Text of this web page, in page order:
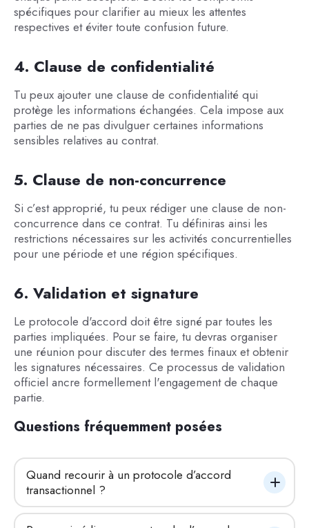
spécifiques pour clarifier au mieux les attentes
respectives et éviter toute confusion future.
4. Clause de confidentialité
Tu peux ajouter une clause de confidentialité qui
protège les informations échangées. Cela impose aux
parties de ne pas divulguer certaines informations
sensibles relatives au contrat.
5. Clause de non-concurrence
Si c’est approprié, tu peux rédiger une clause de non-
concurrence dans ce contrat. Tu définiras ainsi les
restrictions nécessaires sur les activités concurrentielles
pour une période et une région spécifiques.
6. Validation et signature
Le protocole d'accord doit être signé par toutes les
parties impliquées. Pour se faire, tu devras organiser
une réunion pour discuter des termes finaux et obtenir
les signatures nécessaires. Ce processus de validation
officiel ancre formellement l'engagement de chaque
partie.
Questions fréquemment posées
Quand recourir à un protocole d’accord
transactionnel ?